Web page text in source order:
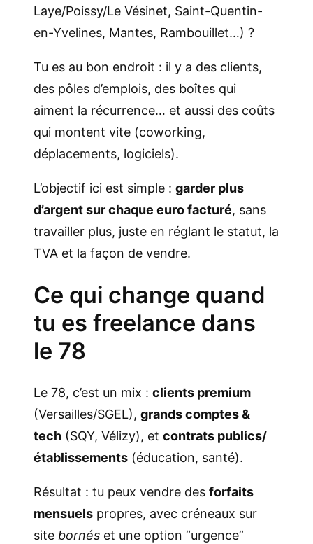
Laye/Poissy/Le Vésinet, Saint-Quentin-
en-Yvelines, Mantes, Rambouillet…) ?
Tu es au bon endroit : il y a des clients,
des pôles d’emplois, des boîtes qui
aiment la récurrence… et aussi des coûts
qui montent vite (coworking,
déplacements, logiciels).
L’objectif ici est simple : garder plus
d’argent sur chaque euro facturé, sans
travailler plus, juste en réglant le statut, la
TVA et la façon de vendre.
Ce qui change quand
tu es freelance dans
le 78
Le 78, c’est un mix : clients premium
(Versailles/SGEL), grands comptes &
tech (SQY, Vélizy), et contrats publics/
établissements (éducation, santé).
Résultat : tu peux vendre des forfaits
mensuels propres, avec créneaux sur
site bornés et une option “urgence”